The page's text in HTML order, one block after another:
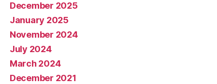
December 2025
January 2025
November 2024
July 2024
March 2024
December 2021